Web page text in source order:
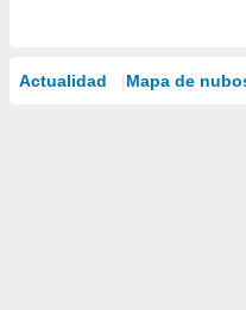
Actualidad Mapa de